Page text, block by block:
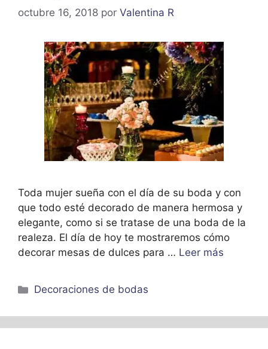
octubre 16, 2018 por Valentina R
Toda mujer sueña con el día de su boda y con
que todo esté decorado de manera hermosa y
elegante, como si se tratase de una boda de la
realeza. El día de hoy te mostraremos cómo
decorar mesas de dulces para … Leer más
Categorías
Decoraciones de bodas